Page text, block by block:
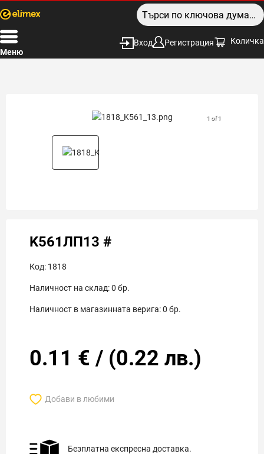
Меню
Вход Регистрация Количка
1 of 1
K561ЛП13 #
Код: 1818
Наличност на склад:0 бр.
Наличност в магазинната верига:0 бр.
0.11 € / (0.22 лв.)
Добави в любими
Безплатна експресна доставка.